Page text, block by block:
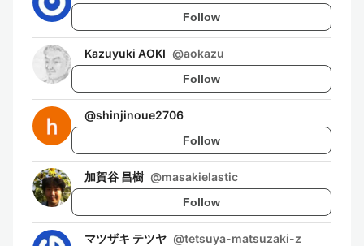
Follow
Kazuyuki AOKI @aokazu
Follow
@shinjinoue2706
Follow
加賀谷 昌樹 @masakielastic
Follow
マツザキ テツヤ @tetsuya-matsuzaki-z